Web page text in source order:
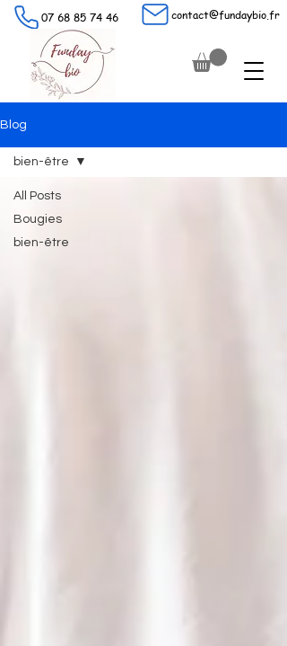
07 68 85 74 46 contact@fundaybio.fr
Blog
All Posts
Bougies
bien-être
bien-être